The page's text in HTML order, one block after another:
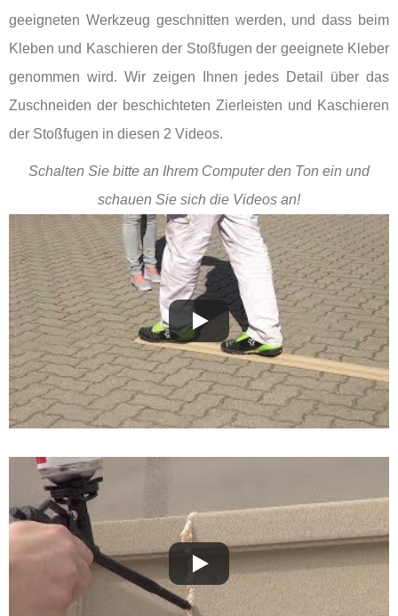
geeigneten Werkzeug geschnitten werden, und dass beim
Kleben und Kaschieren der Stoßfugen der geeignete Kleber
genommen wird. Wir zeigen Ihnen jedes Detail über das
Zuschneiden der beschichteten Zierleisten und Kaschieren
der Stoßfugen in diesen 2 Videos.
Schalten Sie bitte an Ihrem Computer den Ton ein und
schauen Sie sich die Videos an!